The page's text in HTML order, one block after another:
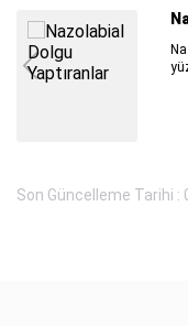
Son Güncelleme Tarihi :